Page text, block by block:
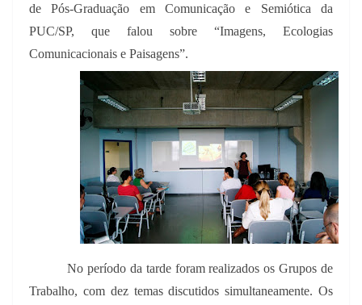
de Pós-Graduação em Comunicação e Semiótica da
PUC/SP, que falou sobre “Imagens, Ecologias
Comunicacionais e Paisagens”.
No período da tarde foram realizados os Grupos de
Trabalho, com dez temas discutidos simultaneamente. Os